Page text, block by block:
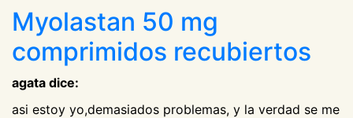
Myolastan 50 mg
comprimidos recubiertos
agata dice:
asi estoy yo,demasiados problemas, y la verdad se me